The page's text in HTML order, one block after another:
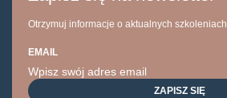
Otrzymuj informacje o aktualnych szkoleniach
EMAIL